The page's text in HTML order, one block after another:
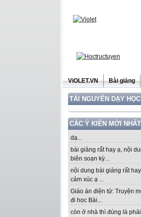
ViOLET.VN Bài giảng
TÀI NGUYÊN DẠY HỌC
CÁC Ý KIẾN MỚI NHẤT
dạ...
bài giảng rất hay ạ, nội
biên soạn kỳ...
nội dung bài giảng rất
cảm xúc ạ ...
Giáo án điện tử: Truyện
đi học Bài...
còn ở nhà thì đúng là